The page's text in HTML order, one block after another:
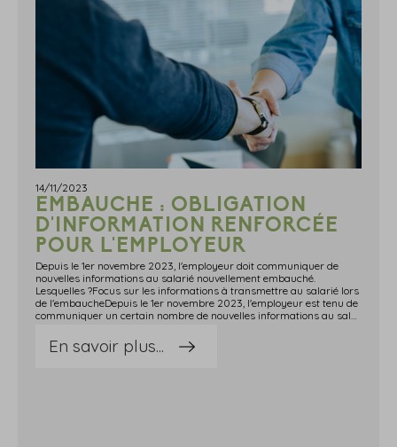
14/11/2023
EMBAUCHE : OBLIGATION
D'INFORMATION RENFORCÉE
POUR L'EMPLOYEUR
Depuis le 1er novembre 2023, l'employeur doit communiquer de
nouvelles informations au salarié nouvellement embauché.
Lesquelles ?Focus sur les informations à transmettre au salarié lors
de l'embaucheDepuis le 1er novembre 2023, l'employeur est tenu de
communiquer un certain nombre de nouvelles informations au salarié nouvellement embauché.Notez que la nature des informations communiquées diffère en fonction de l'ancienneté du salarié.Ainsi, au plus tard au 7e jour après son arrivée, le salarié doit connaître les informations suivantes : l'identité des parties à la relation de travail ; le ou les lieux de travail et, si elle est distincte, l'adresse de l'employeur ; l'intitulé du poste, les fonctions, la catégorie socioprofessionnelle ou la catégorie d'emploi ; si le contrat est un CDD, la date de fin prévue ou la durée prévue de celui-ci ; le cas échéant, la durée et les conditions de la période d'essai ; les éléments constitutifs de la rémunération indiqués séparément, y compris les majorations pour les heures supplémentaires, ainsi que la périodicité et les modalités de paiement ; la durée de travail quotidienne, hebdomadaire, mensuelle ou ses modalités d'aménagement sur une autre période de référence, les conditions dans lesquelles le salarié peut être conduit à effectuer des heures supplémentaires ou complémentaires ainsi que, le cas échéant, toute modalité concernant les changements d'équipe en cas d'organisation du travail en équipes successives alternantes.Au plus tard 1 mois à compter de la date d'embauche, le salarié doit connaître les informations suivantes : pour les salariés intérimaires : l'identité de l'entreprise utilisatrice dès qu'elle est connue ; le droit à la formation assuré par l'employeur ; la durée du congé payé auquel le salarié a droit, ou les modalités de calcul de cette durée ; la procédure à mettre en œuvre par l'employeur et le salarié en cas de cessation de la relation de travail ; les conventions collectives et accords collectifs applicables dans l'entreprise ; les régimes obligatoires auxquels le salarié est affilié, la mention des contrats de protection sociale complémentaire dont les salariés bénéficient collectivement en application d'un accord collectif ou d'une décision unilatérale de l'employeur et, le cas échéant, les conditions d'ancienneté qui y sont attachées.À noter que ces informations peuvent être transmises par tout moyen permettant de les dater précisément, que ce soit sous format électronique ou papier. Sources : Décret no 2023-1004 du 30 octobre 2023 portant transposition de la directive (UE) 2019undefined1152 du Parlement européen et du Conseil du 20 juin 2019 relative à des conditions de travail transparentes et prévisibles dans l'Union européenne Actualité entreprendre.service-public.fr du 7 novembre 2023 : « De nouvelles obligations d'information pour l'employeur »Embauche : obligation d'information renforcée pour l'employeur - © Copyright WebLex
En savoir plus...